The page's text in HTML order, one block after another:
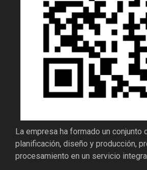
La empresa ha formado un conjunto
planificación, diseño y producción,
procesamiento en un servicio